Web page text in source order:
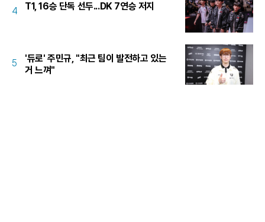
4 T1, 16승 단독 선두...DK 7연승 저지
5
'듀로' 주민규, "최근 팀이 발전하고 있는
거 느껴"